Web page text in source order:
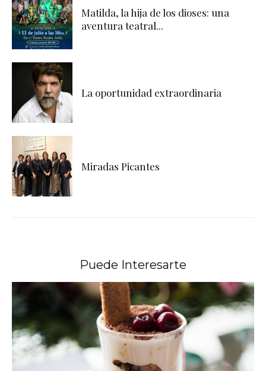
Matilda, la hija de los dioses: una
aventura teatral...
La oportunidad extraordinaria
Miradas Picantes
Puede Interesarte